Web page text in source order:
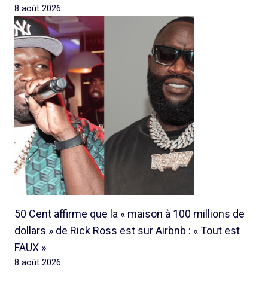
8 août 2026
50 Cent affirme que la « maison à 100 millions de
dollars » de Rick Ross est sur Airbnb : « Tout est
FAUX »
8 août 2026